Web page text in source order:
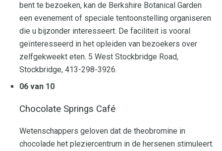
bent te bezoeken, kan de Berkshire Botanical Garden
een evenement of speciale tentoonstelling organiseren
die u bijzonder interesseert. De faciliteit is vooral
geïnteresseerd in het opleiden van bezoekers over
zelfgekweekt eten. 5 West Stockbridge Road,
Stockbridge, 413-298-3926.
06 van 10
Chocolate Springs Café
Wetenschappers geloven dat de theobromine in
chocolade het pleziercentrum in de hersenen stimuleert.